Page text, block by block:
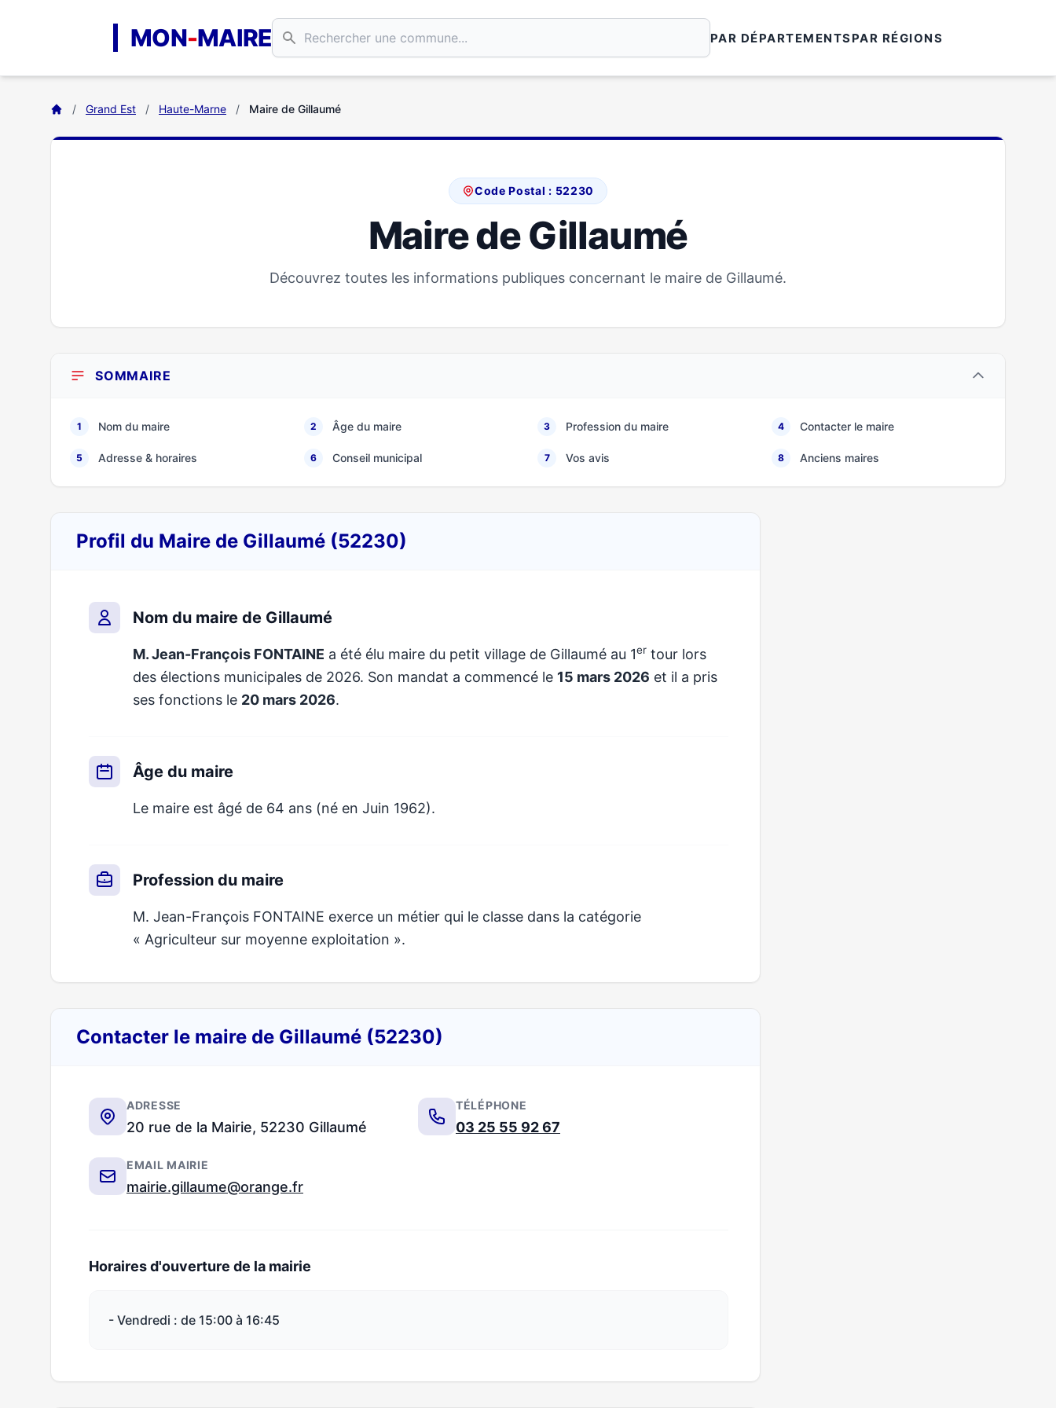
MON-MAIRE PAR DÉPARTEMENTSPAR RÉGIONS
/ Grand Est / Haute-Marne / Maire de Gillaumé
Code Postal : 52230
Maire de Gillaumé
Découvrez toutes les informations publiques concernant le maire de Gillaumé.
SOMMAIRE
1 Nom du maire 2 Âge du maire 3 Profession du maire 4 Contacter le maire
5 Adresse & horaires 6 Conseil municipal 7 Vos avis 8 Anciens maires
Profil du Maire de Gillaumé (52230)
Nom du maire de Gillaumé
M. Jean-François FONTAINE a été élu maire du petit village de Gillaumé au 1er tour lors
des élections municipales de 2026. Son mandat a commencé le 15 mars 2026 et il a pris
ses fonctions le 20 mars 2026.
Âge du maire
Le maire est âgé de 64 ans (né en Juin 1962).
Profession du maire
M. Jean-François FONTAINE exerce un métier qui le classe dans la catégorie
« Agriculteur sur moyenne exploitation ».
Contacter le maire de Gillaumé (52230)
ADRESSE
20 rue de la Mairie, 52230 Gillaumé
TÉLÉPHONE
03 25 55 92 67
EMAIL MAIRIE
mairie.gillaume@orange.fr
Horaires d'ouverture de la mairie
- Vendredi : de 15:00 à 16:45